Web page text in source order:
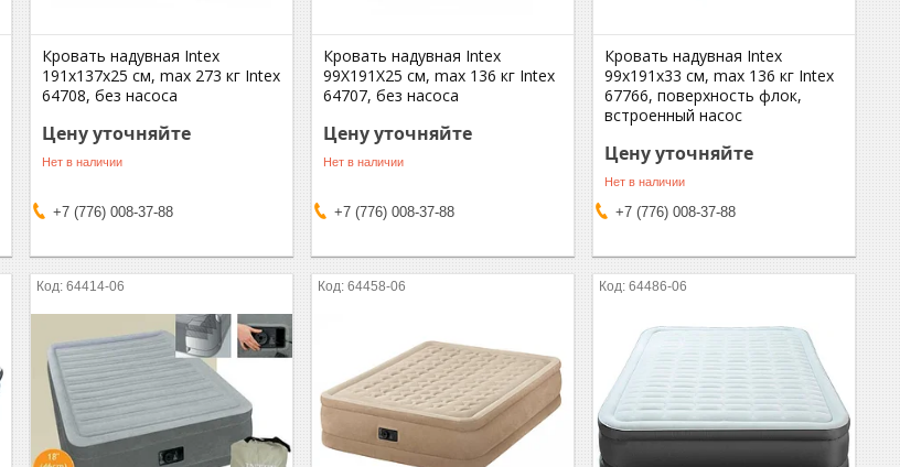
Кровать надувная Intex
191х137х25 см, max 273 кг Intex
64708, без насоса
Цену уточняйте
Нет в наличии
+7 (776) 008-37-88
Кровать надувная Intex
99Х191Х25 см, max 136 кг Intex
64707, без насоса
Цену уточняйте
Нет в наличии
+7 (776) 008-37-88
Кровать надувная Intex
99х191х33 см, max 136 кг Intex
67766, поверхность флок,
встроенный насос
Цену уточняйте
Нет в наличии
+7 (776) 008-37-88
64414-06 64458-06 64486-06